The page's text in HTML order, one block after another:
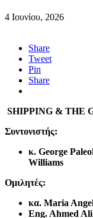
4 Ιουνίου, 2026
Share
Tweet
Pin
Share
SHIPPING & THE
Συντονιστής:
κ. George
Williams
Ομιλητές:
κα. Maria
Eng. Ahmed